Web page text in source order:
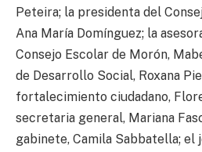
Peteira; la presidenta del
Ana María Domínguez; la
Consejo Escolar de Morón,
de Desarrollo Social, Roxana
fortalecimiento ciudadano,
secretaria general, Mariana
gabinete, Camila Sabbatella; el